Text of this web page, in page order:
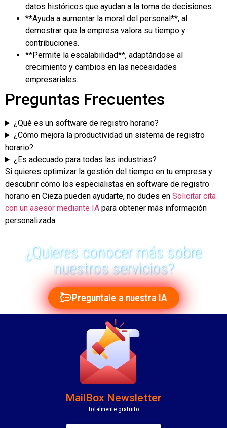
datos históricos que ayudan a la toma de decisiones.
**Ayuda a aumentar la moral del personal**, al
demostrar que la empresa valora su tiempo y
contribuciones.
**Permite la escalabilidad**, adaptándose al
crecimiento y cambios en las necesidades
empresariales.
Preguntas Frecuentes
¿Qué es un software de registro horario?
¿Cómo mejora la productividad un sistema de registro
horario?
¿Es adecuado para todas las industrias?
Si quieres optimizar la gestión del tiempo en tu empresa y
descubrir cómo los especialistas en software de registro
horario en Cieza pueden ayudarte, no dudes en Solicitar cita
con un asesor mediante IA para obtener más información
personalizada.
¿Quieres conocer más sobre
nuestros servicios?
Preguntale a nuestra IA
MailBox Newsletter
Totalmente gratuito